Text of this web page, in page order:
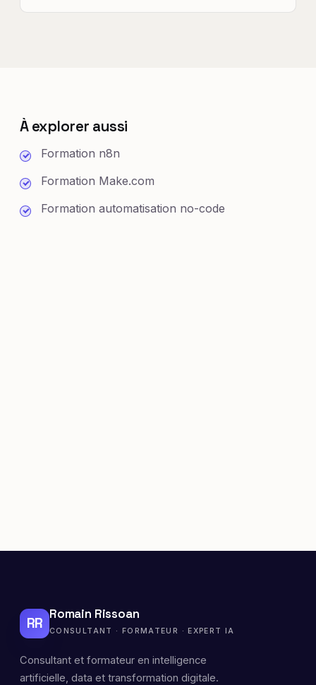
À explorer aussi
Formation n8n
Formation Make.com
Formation automatisation no-code
RR
Romain Rissoan
CONSULTANT · FORMATEUR · EXPERT IA
Consultant et formateur en intelligence
artificielle, data et transformation digitale.